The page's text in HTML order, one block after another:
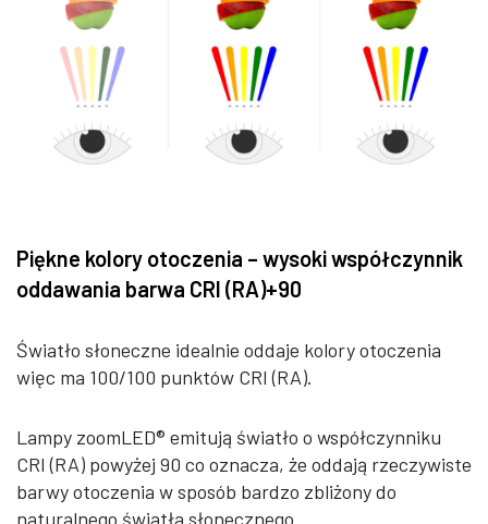
Piękne kolory otoczenia – wysoki współczynnik
oddawania barwa CRI (RA)+90
Światło słoneczne idealnie oddaje kolory otoczenia
więc ma 100/100 punktów CRI (RA).
Lampy zoomLED® emitują światło o współczynniku
CRI (RA) powyżej 90 co oznacza, że oddają rzeczywiste
barwy otoczenia w sposób bardzo zbliżony do
naturalnego światła słonecznego.